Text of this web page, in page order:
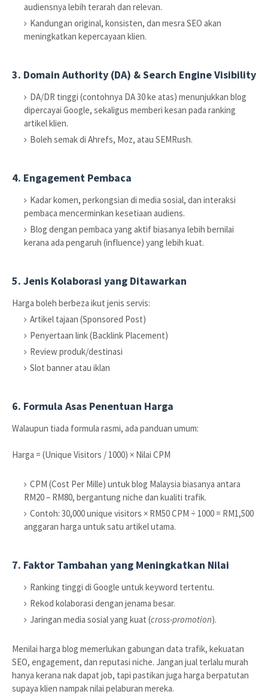
audiensnya lebih terarah dan relevan.
Kandungan original, konsisten, dan mesra SEO akan
meningkatkan kepercayaan klien.
3. Domain Authority (DA) & Search Engine Visibility
DA/DR tinggi (contohnya DA 30 ke atas) menunjukkan blog
dipercayai Google, sekaligus memberi kesan pada ranking
artikel klien.
Boleh semak di Ahrefs, Moz, atau SEMRush.
4. Engagement Pembaca
Kadar komen, perkongsian di media sosial, dan interaksi
pembaca mencerminkan kesetiaan audiens.
Blog dengan pembaca yang aktif biasanya lebih bernilai
kerana ada pengaruh (influence) yang lebih kuat.
5. Jenis Kolaborasi yang Ditawarkan
Harga boleh berbeza ikut jenis servis:
Artikel tajaan (Sponsored Post)
Penyertaan link (Backlink Placement)
Review produk/destinasi
Slot banner atau iklan
6. Formula Asas Penentuan Harga
Walaupun tiada formula rasmi, ada panduan umum:
Harga = (Unique Visitors / 1000) × Nilai CPM
CPM (Cost Per Mille) untuk blog Malaysia biasanya antara
RM20 – RM80, bergantung niche dan kualiti trafik.
Contoh: 30,000 unique visitors × RM50 CPM ÷ 1000 = RM1,500
anggaran harga untuk satu artikel utama.
7. Faktor Tambahan yang Meningkatkan Nilai
Ranking tinggi di Google untuk keyword tertentu.
Rekod kolaborasi dengan jenama besar.
Jaringan media sosial yang kuat (cross-promotion).
Menilai harga blog memerlukan gabungan data trafik, kekuatan
SEO, engagement, dan reputasi niche. Jangan jual terlalu murah
hanya kerana nak dapat job, tapi pastikan juga harga berpatutan
supaya klien nampak nilai pelaburan mereka.